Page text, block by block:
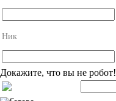
Ник
Докажите, что вы не